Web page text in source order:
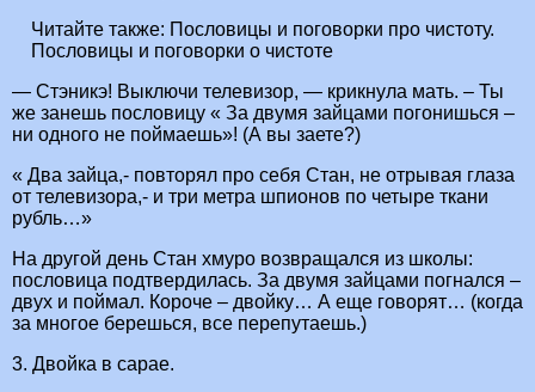
Читайте также: Пословицы и поговорки про чистоту.
Пословицы и поговорки о чистоте
— Стэникэ! Выключи телевизор, — крикнула мать. – Ты
же занешь пословицу « За двумя зайцами погонишься –
ни одного не поймаешь»! (А вы заете?)
« Два зайца,- повторял про себя Стан, не отрывая глаза
от телевизора,- и три метра шпионов по четыре ткани
рубль…»
На другой день Стан хмуро возвращался из школы:
пословица подтвердилась. За двумя зайцами погнался –
двух и поймал. Короче – двойку… А еще говорят… (когда
за многое берешься, все перепутаешь.)
3. Двойка в сарае.